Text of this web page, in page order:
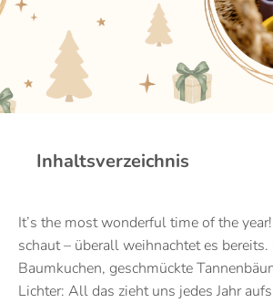
Inhaltsverzeichnis
It’s the most wonderful time of the
schaut – überall weihnachtet es bereits.
Baumkuchen, geschmückte
Lichter: All das zieht uns jedes Jahr